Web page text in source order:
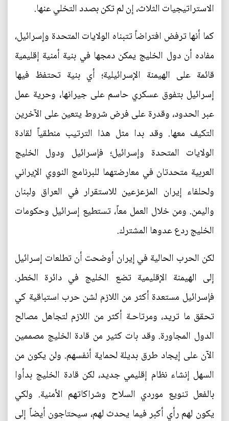
الاستراتيجيات الثلاث، إن لم تكن بصدد التخلي عنها.
كما أنها ترفض افتراضاً تتبناه الولايات المتحدة وإسرائيل،
مفاده أن دول الخليج يمكن دمجها في بنية أمنية إقليمية
قائمة على الهيمنة الإسرائيلية؛ أي بنية تحتفظ فيها
إسرائيل بتفوق عسكري حاسم على جيرانها، وحرية عمل
عبر الحدود، وقدرة على فرض شروط يتعين على الآخرين
التكيف معها. وقد بدا مثل هذا الترتيب منطقياً لقادة
الولايات المتحدة وإسرائيل؛ فإسرائيل ودول الخليج
العربية متحدتان في معارضتهما للبرنامج النووي الإيراني
ولحلفاء إيران المزعزعين للاستقرار في العراق ولبنان
واليمن. ومن خلال العمل معاً، تستطيع إسرائيل وحكومات
الخليج ردع عدوها المشترك.
لكن الحرب الحالية في إيران أوضحت أن تطلعات إسرائيل
إلى الهيمنة الإقليمية تضع الخليج في دائرة الخطر.
فإسرائيل مستعدة أكثر من اللازم لشن حرب استباقية كي
تحقق ما تريد، ومرتاحـة أكثر من اللازم لتجاهل مصالح
الدول المجاورة. وقد بات كثير من قادة الخليج مصممين
الآن على إيجاد طرق بديلة لحماية أنفسهم. ولن يكون من
السهل إنشاء نظام إقليمي جديد، لكن قادة الخليج بدأوا
بالفعل تنويع موردي السلاح وشراكاتهم الأمنية. ولكي
يكون لهم رأي أكبر فيما يحدث لهم، سيحتاجون أيضاً إلى